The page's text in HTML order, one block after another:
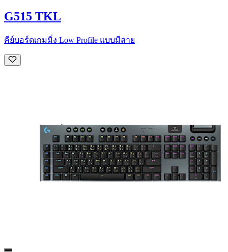
G515 TKL
คีย์บอร์ดเกมมิ่ง Low Profile แบบมีสาย